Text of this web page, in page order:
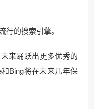
行的搜索引擎。
来踊跃出更多优秀的
Bing将在未来几年保